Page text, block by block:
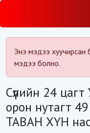
Энэ мэдээ
мэдээ болно.
Сүүлийн 24
орон нутагт
ТАВАН ХҮН